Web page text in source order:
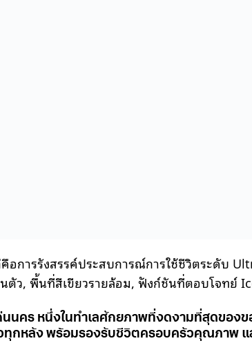
อการรังสรรค์ประสบการณ์การใช้ชีวิตระดับ
ตัว, พื้นที่สีเขียวรายล้อม, ฟังก์ชันที่ตอบโจทย์
นคร หนึ่งในทำเลศักยภาพที่งดงามที่สุดของ
ทุกหลัง พร้อมรองรับชีวิตครอบครัวคุณภาพ